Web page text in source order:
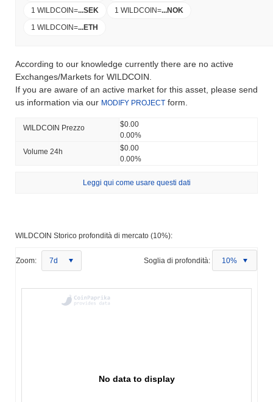
1 WILDCOIN=...SEK 1 WILDCOIN=...NOK
1 WILDCOIN=...ETH
According to our knowledge currently there are no active
Exchanges/Markets for WILDCOIN.
If you are aware of an active market for this asset, please send
us information via our MODIFY PROJECT form.
WILDCOIN Prezzo
$0.00
0.00%
Volume 24h
$0.00
0.00%
Leggi qui come usare questi dati
WILDCOIN Storico profondità di mercato (10%):
Zoom: 7d Soglia di profondità: 10%
No data to display